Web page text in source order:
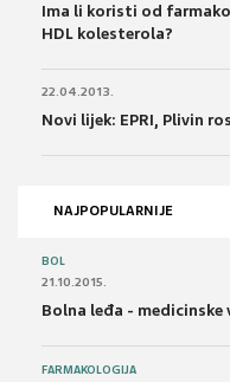
Ima li koristi od
HDL kolesterola?
22.04.2013.
Novi lijek: EPRI, Plivin
NAJPOPULARNIJE
BOL
21.10.2015.
Bolna leđa - medicinske
FARMAKOLOGIJA